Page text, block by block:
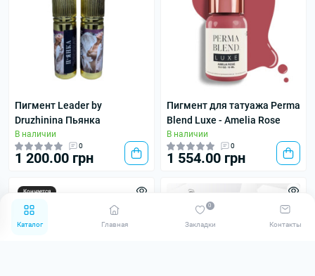
Каталог Главная Закладки
0
Контакты
Пигмент Leader by
Druzhinina Пьянка
В наличии
0
1 200.00 грн
Пигмент для татуажа Perma
Blend Luxe - Amelia Rose
В наличии
0
1 554.00 грн
Кончается